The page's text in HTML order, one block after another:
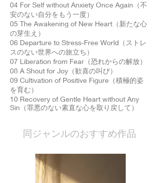
04 For Self without Anxiety Once Again（不
安のない自分をもう一度）
05 The Awakening of New Heart（新たな心
の芽生え）
06 Departure to Stress-Free World（ストレ
スのない世界への旅立ち）
07 Liberation from Fear（恐れからの解放）
08 A Shout for Joy（歓喜の叫び）
09 Cultivation of Positive Figure（積極的姿
を育む）
10 Recovery of Gentle Heart without Any
Sin（罪悪のない素直な心を取り戻して）
​同ジャンルのおすすめ作品